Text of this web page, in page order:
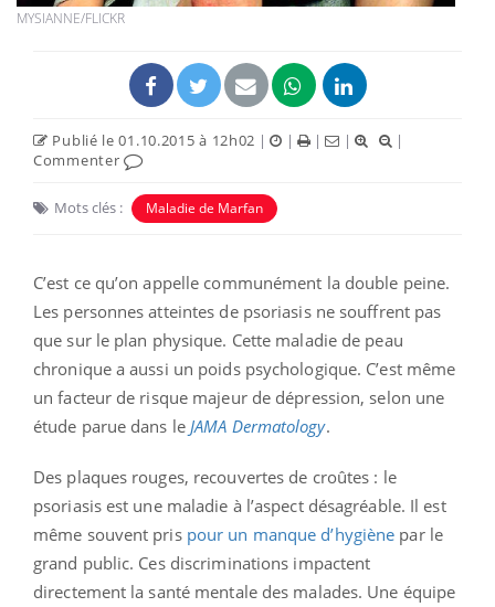
MYSIANNE/FLICKR
Publié le 01.10.2015 à 12h02 | | | |
|
Commenter
Mots clés : Maladie de Marfan
C’est ce qu’on appelle communément la double peine.
Les personnes atteintes de psoriasis ne souffrent pas
que sur le plan physique. Cette maladie de peau
chronique a aussi un poids psychologique. C’est même
un facteur de risque majeur de dépression, selon une
étude parue dans le JAMA Dermatology.
Des plaques rouges, recouvertes de croûtes : le
psoriasis est une maladie à l’aspect désagréable. Il est
même souvent pris pour un manque d’hygiène par le
grand public. Ces discriminations impactent
directement la santé mentale des malades. Une équipe